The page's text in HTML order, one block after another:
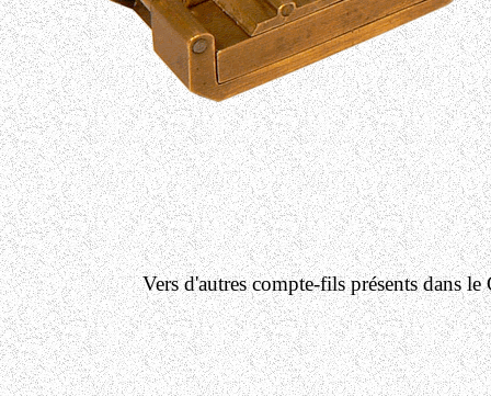
Vers d'autres compte-fils présents dans